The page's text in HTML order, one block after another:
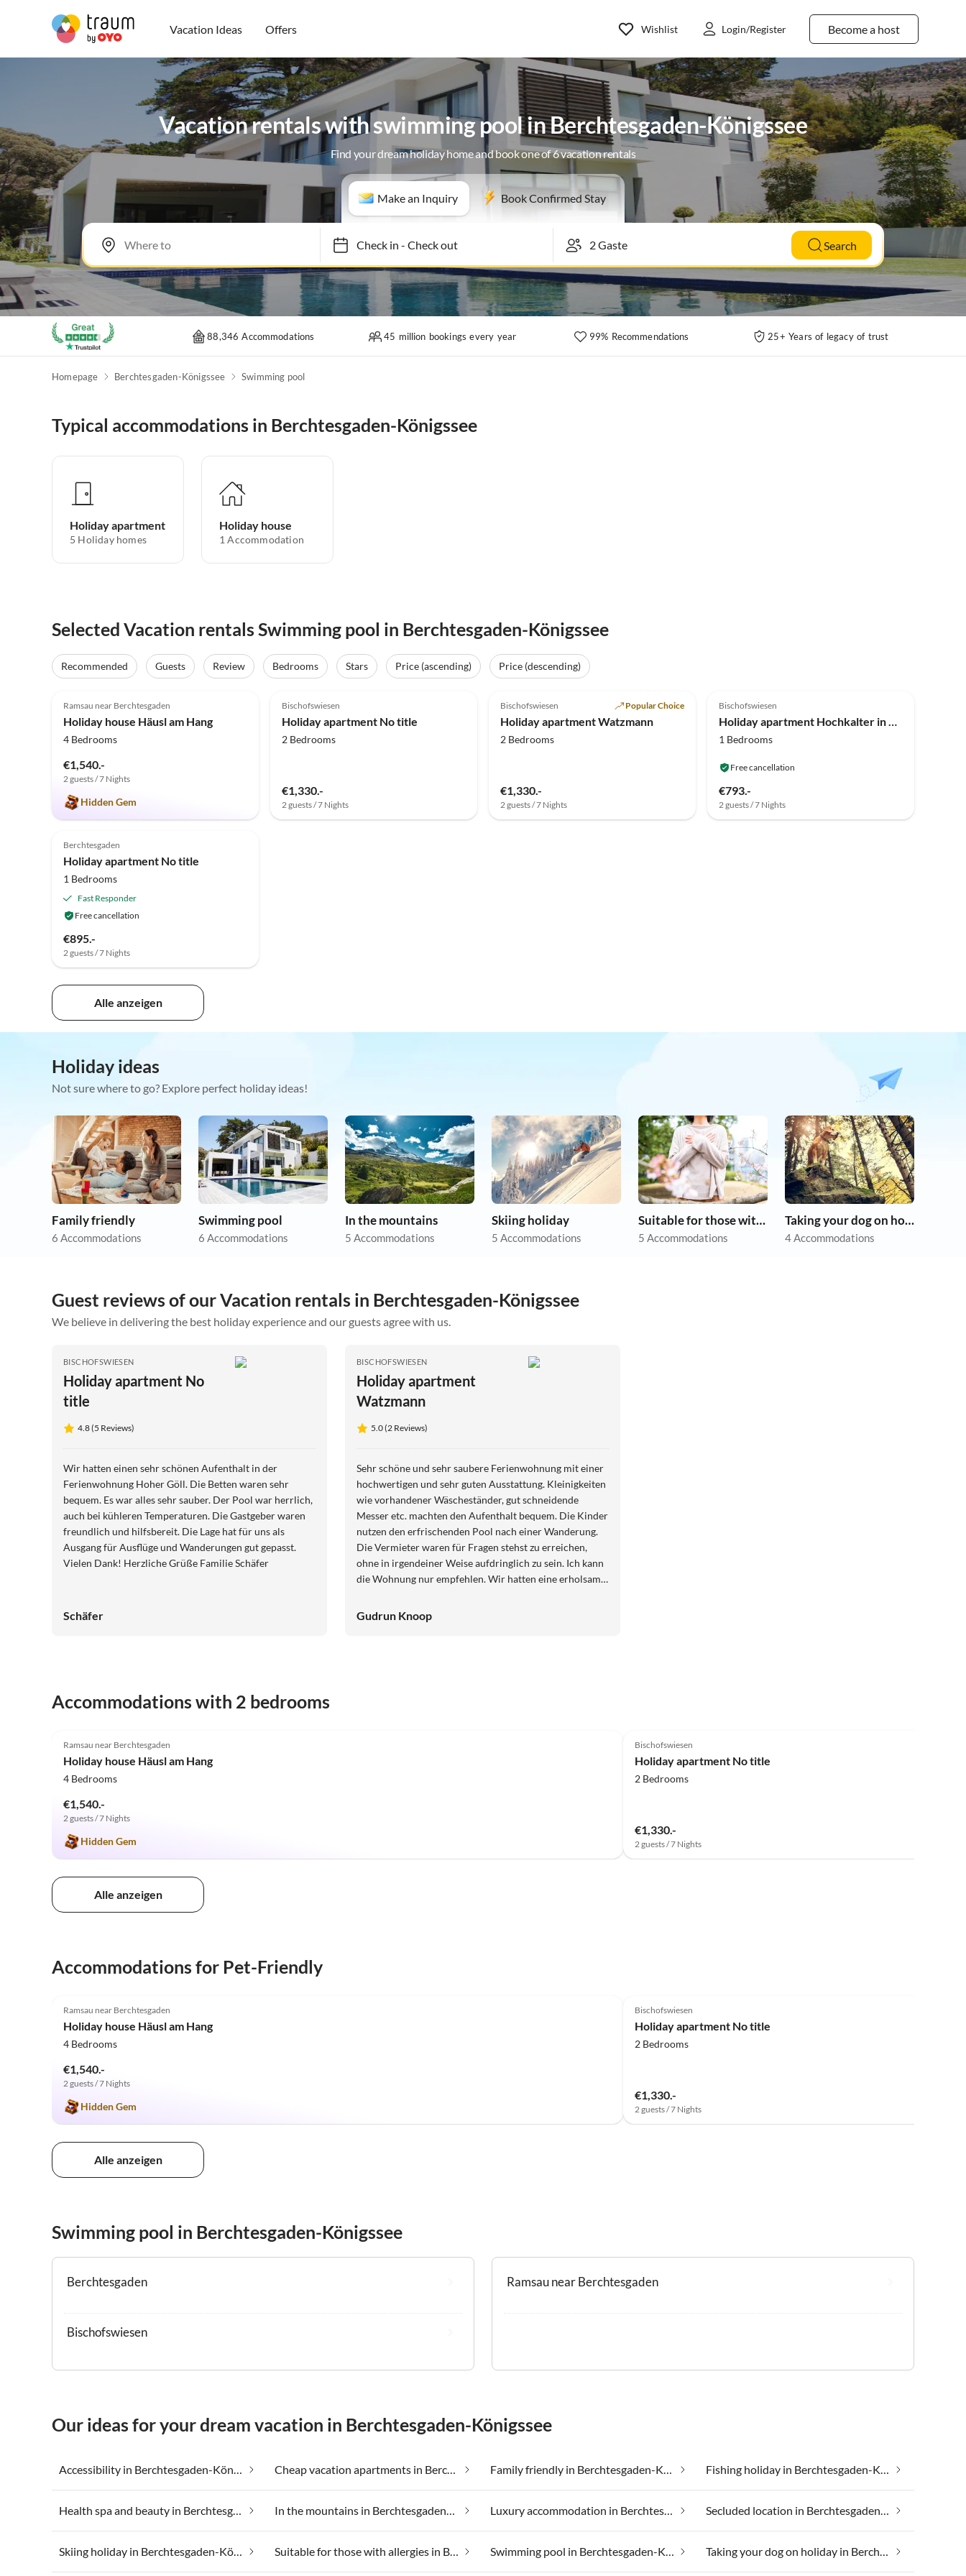
Vacation Ideas Offers Become a host
Wishlist Login/Register
Vacation rentals with swimming pool in Berchtesgaden-Königssee
Find your dream holiday home and book one of 6 vacation rentals
Make an Inquiry Book Confirmed Stay
Check in- Check out Search
88,346 Accommodations 45 million bookings every year 99% Recommendations 25+ Years of legacy of trust
Homepage Berchtesgaden-Königssee Swimming pool
Typical accommodations in Berchtesgaden-Königssee
Holiday apartment
5 Holiday homes
Holiday house
1 Accommodation
Selected Vacation rentals Swimming pool in Berchtesgaden-Königssee
Recommended Guests Review Bedrooms Stars Price (ascending)
Price (descending)
Ramsau near Berchtesgaden
Holiday house Häusl am Hang
4 Bedrooms
€1,540.-
2 guests / 7 Nights
Hidden Gem
Top-Listing
Bischofswiesen
Holiday apartment No title
2 Bedrooms
€1,330.-
2 guests / 7 Nights
Bischofswiesen Popular Choice
Holiday apartment Watzmann
2 Bedrooms
€1,330.-
2 guests / 7 Nights
Bischofswiesen
Holiday apartment Hochkalter in Punzenlehen
1 Bedrooms
Free cancellation
€793.-
2 guests / 7 Nights
Berchtesgaden
Holiday apartment No title
1 Bedrooms
Fast Responder
Free cancellation
€895.-
2 guests / 7 Nights
Alle anzeigen
Holiday ideas
Not sure where to go? Explore perfect holiday ideas!
Family friendly
6 Accommodations
Swimming pool
6 Accommodations
In the mountains
5 Accommodations
Skiing holiday
5 Accommodations
Suitable for those with allergies
5 Accommodations
Taking your dog on holiday
4 Accommodations
Guest reviews of our Vacation rentals in Berchtesgaden-Königssee
We believe in delivering the best holiday experience and our guests agree with us.
BISCHOFSWIESEN
Holiday apartment No
title
4.8 (5 Reviews)
Wir hatten einen sehr schönen Aufenthalt in der
Ferienwohnung Hoher Göll. Die Betten waren sehr
bequem. Es war alles sehr sauber. Der Pool war herrlich,
auch bei kühleren Temperaturen. Die Gastgeber waren
freundlich und hilfsbereit. Die Lage hat für uns als
Ausgang für Ausflüge und Wanderungen gut gepasst.
Vielen Dank! Herzliche Grüße Familie Schäfer
Schäfer
BISCHOFSWIESEN
Holiday apartment
Watzmann
5.0 (2 Reviews)
Sehr schöne und sehr saubere Ferienwohnung mit einer
hochwertigen und sehr guten Ausstattung. Kleinigkeiten
wie vorhandener Wäscheständer, gut schneidende
Messer etc. machten den Aufenthalt bequem. Die Kinder
nutzen den erfrischenden Pool nach einer Wanderung.
Die Vermieter waren für Fragen stehst zu erreichen,
ohne in irgendeiner Weise aufdringlich zu sein. Ich kann
die Wohnung nur empfehlen. Wir hatten eine erholsame,
Gudrun Knoop
Accommodations with 2 bedrooms
Ramsau near Berchtesgaden
Holiday house Häusl am Hang
4 Bedrooms
€1,540.-
2 guests / 7 Nights
Hidden Gem
Bischofswiesen
Holiday apartment No title
2 Bedrooms
€1,330.-
2 guests / 7 Nights
Alle anzeigen
Accommodations for Pet-Friendly
Ramsau near Berchtesgaden
Holiday house Häusl am Hang
4 Bedrooms
€1,540.-
2 guests / 7 Nights
Hidden Gem
Bischofswiesen
Holiday apartment No title
2 Bedrooms
€1,330.-
2 guests / 7 Nights
Alle anzeigen
Swimming pool in Berchtesgaden-Königssee
Berchtesgaden
Bischofswiesen
Ramsau near Berchtesgaden
Our ideas for your dream vacation in Berchtesgaden-Königssee
Accessibility in Berchtesgaden-Königssee Cheap vacation apartments in Berchtesgaden-Königssee Family friendly in Berchtesgaden-Königssee Fishing holiday in Berchtesgaden-Königssee
Health spa and beauty in Berchtesgaden-Königssee In the mountains in Berchtesgaden-Königssee Luxury accommodation in Berchtesgaden-Königssee Secluded location in Berchtesgaden-Königssee
Skiing holiday in Berchtesgaden-Königssee Suitable for those with allergies in Berchtesgaden-Königssee Swimming pool in Berchtesgaden-Königssee Taking your dog on holiday in Berchtesgaden-Königssee